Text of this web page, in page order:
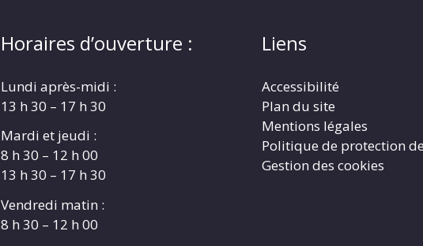
Horaires d’ouverture :
Lundi après-midi :
13 h 30 – 17 h 30
Mardi et jeudi :
8 h 30 – 12 h 00
13 h 30 – 17 h 30
Vendredi matin :
8 h 30 – 12 h 00
Liens
Accessibilité
Plan du site
Mentions légales
Politique de protection
Gestion des cookies